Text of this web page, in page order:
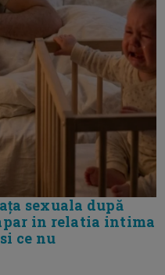
sexuala după
in relatia intima
ce nu